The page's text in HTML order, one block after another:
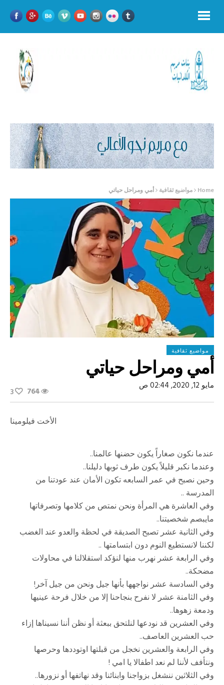
Home مواضيع ثقافية أمي ومراحل حياتي
مواضيع ثقافية
أمي ومراحل حياتي
مايو 12, 2020, 02:44 ص 764
3
الأخت فيلومينا
عندما نكون صغاراً يكون حضنها عالمنا..
وعندما نكبر قليلاً يكون طرف ثوبها دليلنا..
وحين نصبح في عمر السابعه تكون الأمان عند عودتنا من
المدرسة ..
وفي العاشرة هي المرأة ونحن نمتص من كلامها وتصرفاتها
مايبصم شخصيتنا..
وفي الثانية عشر تصبح الصديقة في لحظة والعدو عند الغضب
لكننا لانستطيع النوم دون ابتسامتها ..
وفي الرابعة عشر نهرب منها لنؤكد استقلالنا في محاولات
مضحكة..
وفي السادسة عشر نواجهها بأنها جيل ونحن من جيل آخر!
وفي الثامنة عشر لا نفرح بنجاحنا إلا من خلال فرحة عينيها
ودمعة زهوها..
وفي العشرين قد نودعها لنلتحق ببعثة أو نظن أننا نسيناها إزاء
حب العشرين العاصف..
وفي الرابعة والعشرين نخجل من قبلتها اوتوددها وحرصها
ونتأفف لأننا لم نعد اطفالا يا امي !
وفي الثلاثين ننشغل بزواجنا وابنائنا وقد نهاتفها أو نزورها..